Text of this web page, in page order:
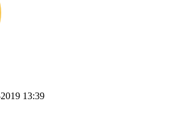
13:39